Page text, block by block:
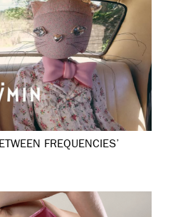
FREQUENCIES’